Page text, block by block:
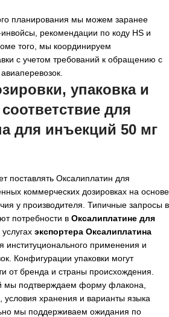
планирования мы можем заранее
рекомендации по коду HS и
того, мы координируем
с учетом требований к обращению с
упаковка и
для
для инъекций 50 мг
поставлять Оксалиплатин для
коммерческих дозировках на основе
у производителя. Типичные запросы в
потребности в Оксалиплатине для
услугах экспортера Оксалиплатина
институционального применения и
Конфигурации упаковки могут
от бренда и страны происхождения.
мы подтверждаем форму флакона,
хранения и варианты языка
мы поддерживаем ожидания по